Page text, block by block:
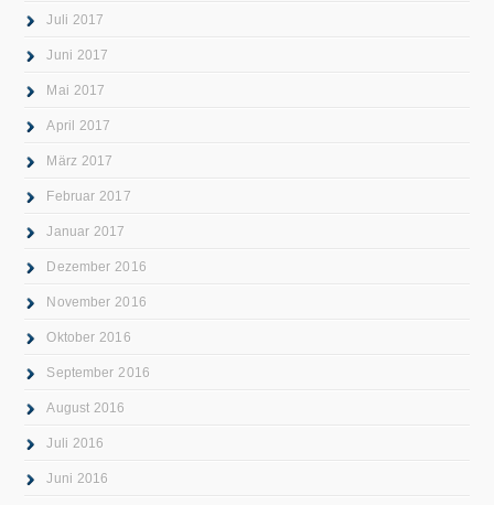
Juli 2017
Juni 2017
Mai 2017
April 2017
März 2017
Februar 2017
Januar 2017
Dezember 2016
November 2016
Oktober 2016
September 2016
August 2016
Juli 2016
Juni 2016